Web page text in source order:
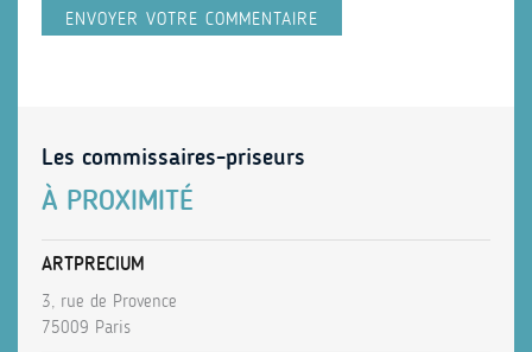
Les commissaires-priseurs
À PROXIMITÉ
ARTPRECIUM
3, rue de Provence
75009 Paris